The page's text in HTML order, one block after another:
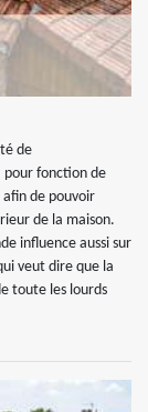
de
pour fonction de
de pouvoir
de la maison.
influence aussi sur
veut dire que la
toute les lourds